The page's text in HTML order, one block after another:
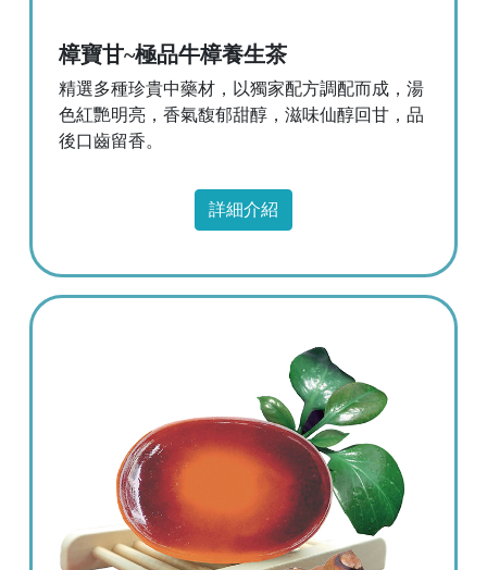
樟寶甘~極品牛樟養生茶
精選多種珍貴中藥材，以獨家配方調配而成，湯
色紅艷明亮，香氣馥郁甜醇，滋味仙醇回甘，品
後口齒留香。
詳細介紹